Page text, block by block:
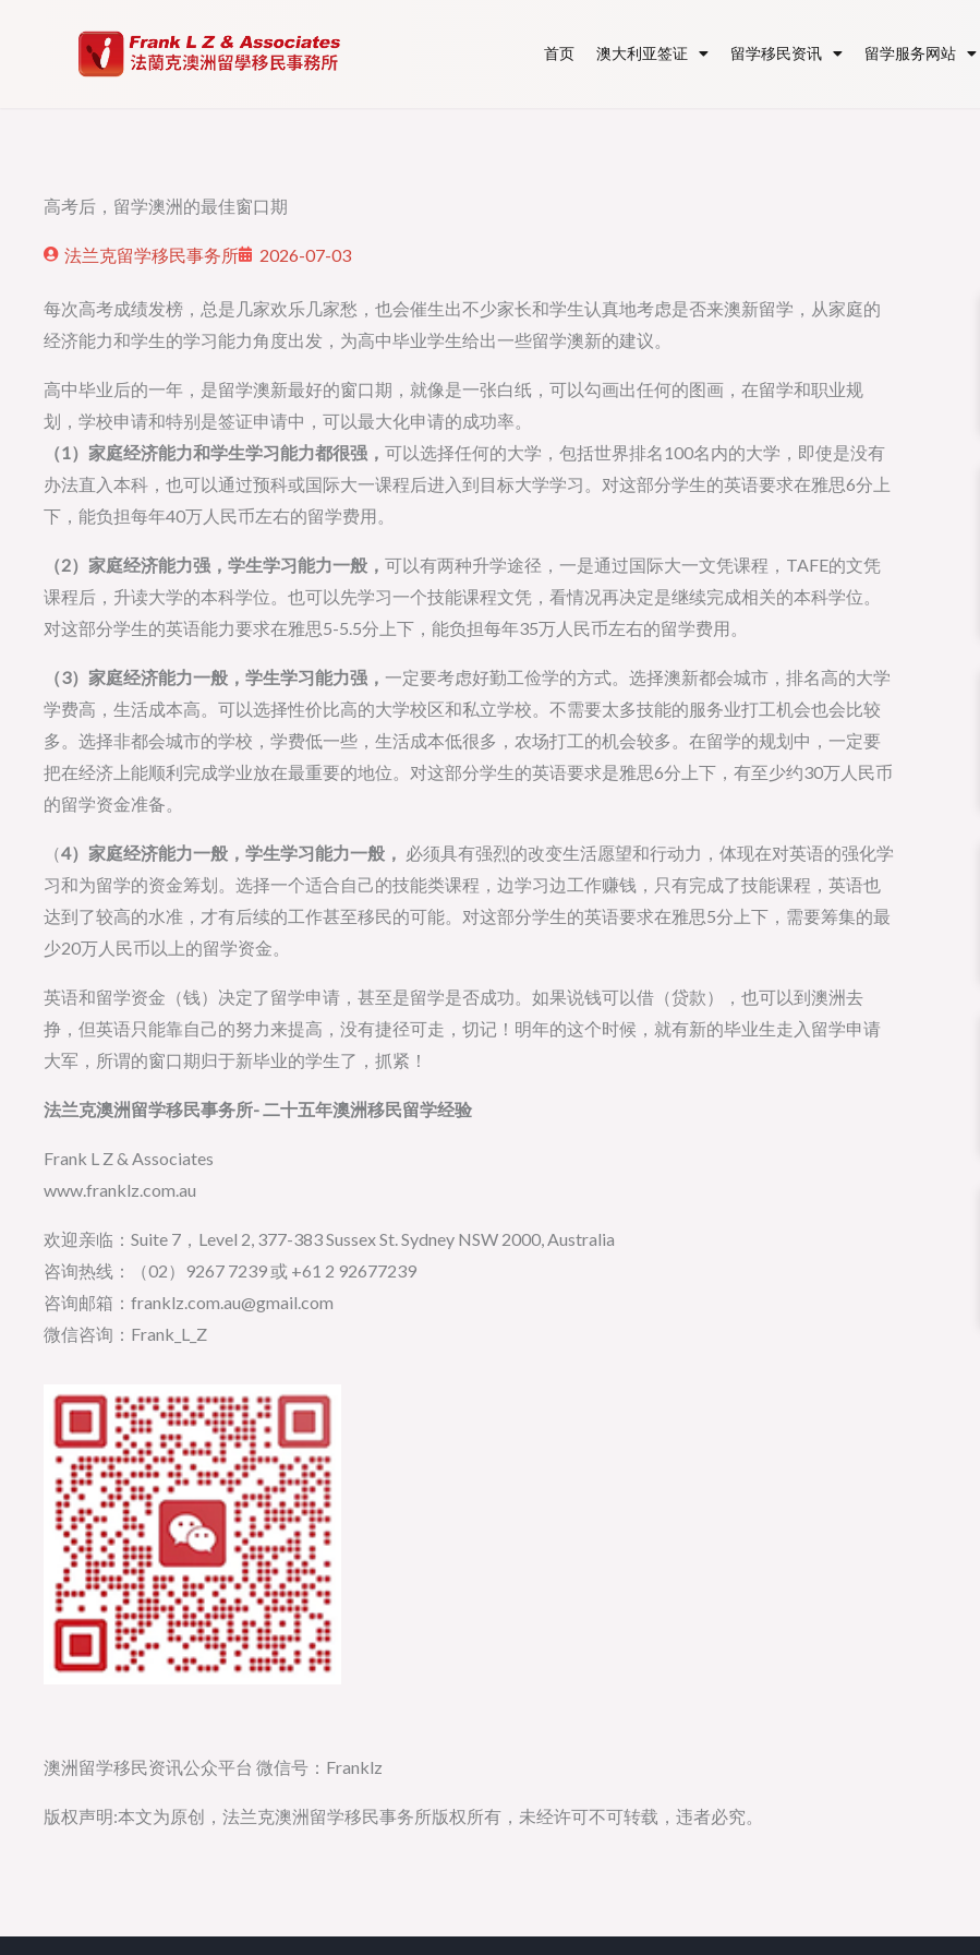
首页 澳大利亚签证 留学移民资讯 留学服务网站
高考后，留学澳洲的最佳窗口期
法兰克留学移民事务所 2026-07-03
每次高考成绩发榜，总是几家欢乐几家愁，也会催生出不少家长和学生认真地考虑是否来澳新留学，从家庭的
经济能力和学生的学习能力角度出发，为高中毕业学生给出一些留学澳新的建议。
高中毕业后的一年，是留学澳新最好的窗口期，就像是一张白纸，可以勾画出任何的图画，在留学和职业规
划，学校申请和特别是签证申请中，可以最大化申请的成功率。
（1）家庭经济能力和学生学习能力都很强， 可以选择任何的大学，包括世界排名100名内的大学，即使是没有
办法直入本科，也可以通过预科或国际大一课程后进入到目标大学学习。对这部分学生的英语要求在雅思6分上
下，能负担每年40万人民币左右的留学费用。
（2）家庭经济能力强，学生学习能力一般， 可以有两种升学途径，一是通过国际大一文凭课程，TAFE的文凭
课程后，升读大学的本科学位。也可以先学习一个技能课程文凭，看情况再决定是继续完成相关的本科学位。
对这部分学生的英语能力要求在雅思5-5.5分上下，能负担每年35万人民币左右的留学费用。
（3）家庭经济能力一般，学生学习能力强， 一定要考虑好勤工俭学的方式。选择澳新都会城市，排名高的大学
学费高，生活成本高。可以选择性价比高的大学校区和私立学校。不需要太多技能的服务业打工机会也会比较
多。选择非都会城市的学校，学费低一些，生活成本低很多，农场打工的机会较多。在留学的规划中，一定要
把在经济上能顺利完成学业放在最重要的地位。对这部分学生的英语要求是雅思6分上下，有至少约30万人民币
的留学资金准备。
（4）家庭经济能力一般，学生学习能力一般， 必须具有强烈的改变生活愿望和行动力，体现在对英语的强化学
习和为留学的资金筹划。选择一个适合自己的技能类课程，边学习边工作赚钱，只有完成了技能课程，英语也
达到了较高的水准，才有后续的工作甚至移民的可能。对这部分学生的英语要求在雅思5分上下，需要筹集的最
少20万人民币以上的留学资金。
英语和留学资金（钱）决定了留学申请，甚至是留学是否成功。如果说钱可以借（贷款），也可以到澳洲去
挣，但英语只能靠自己的努力来提高，没有捷径可走，切记！明年的这个时候，就有新的毕业生走入留学申请
大军，所谓的窗口期归于新毕业的学生了，抓紧！
法兰克澳洲留学移民事务所- 二十五年澳洲移民留学经验
Frank L Z & Associates
www.franklz.com.au
欢迎亲临：Suite 7，Level 2, 377-383 Sussex St. Sydney NSW 2000, Australia
咨询热线：（02）9267 7239 或 +61 2 92677239
咨询邮箱：franklz.com.au@gmail.com
微信咨询：Frank_L_Z
澳洲留学移民资讯公众平台 微信号：Franklz
版权声明:本文为原创，法兰克澳洲留学移民事务所版权所有，未经许可不可转载，违者必究。